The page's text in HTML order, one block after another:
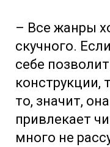
– Все жанры
скучного.
себе
конструкции,
то, значит,
привлекает
много не